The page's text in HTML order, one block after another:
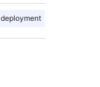
deployment